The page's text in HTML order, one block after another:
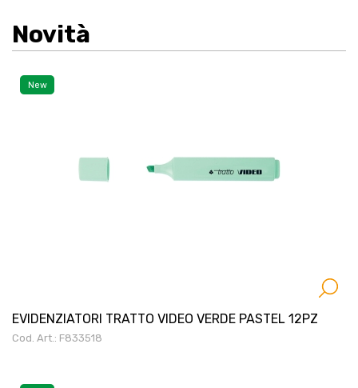
Novità
New
EVIDENZIATORI TRATTO VIDEO VERDE PASTEL 12PZ
Cod. Art.: F833518